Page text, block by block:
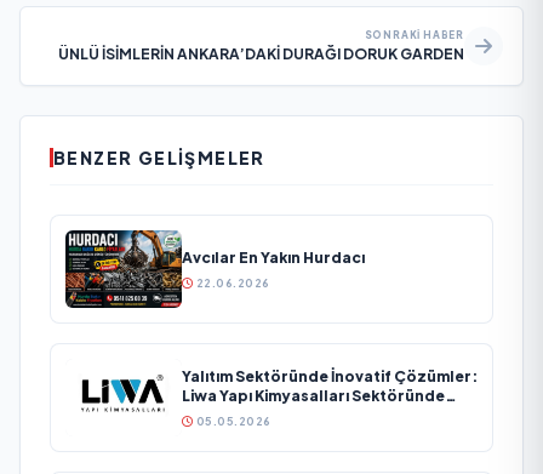
SONRAKI HABER
ÜNLÜ İSİMLERİN ANKARA’DAKİ DURAĞI DORUK GARDEN
BENZER GELIŞMELER
Avcılar En Yakın Hurdacı
22.06.2026
Yalıtım Sektöründe İnovatif Çözümler:
Liwa Yapı Kimyasalları Sektöründe
Büyümesini Sürdürüyor
05.05.2026